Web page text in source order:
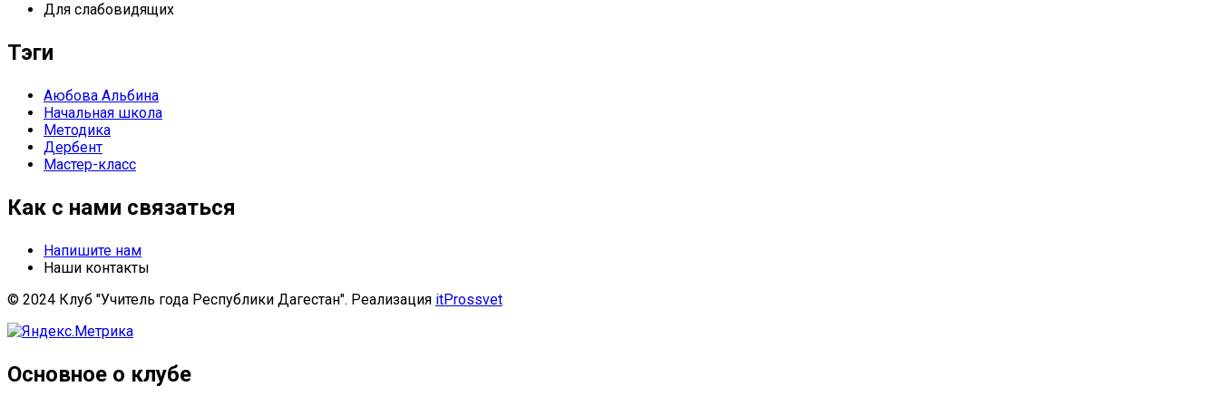
Для слабовидящих
Тэги
Аюбова Альбина
Начальная школа
Методика
Дербент
Мастер-класс
Как с нами связаться
Напишите нам
Наши контакты
© 2024 Клуб "Учитель года Республики Дагестан". Реализация itProssvet
Основное о клубе